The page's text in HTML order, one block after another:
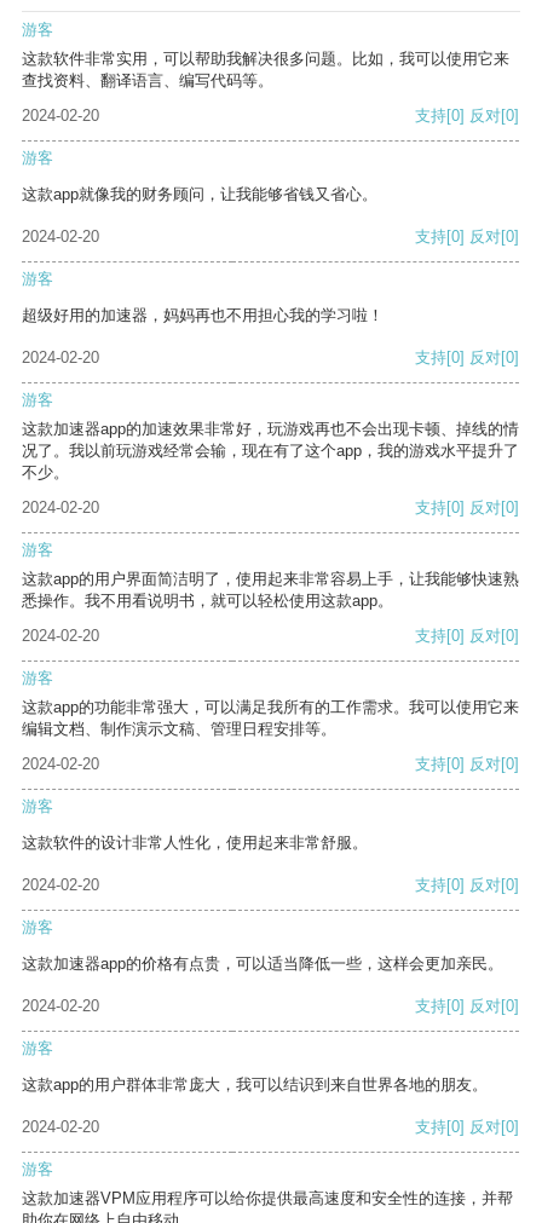
游客
这款软件非常实用，可以帮助我解决很多问题。比如，我可以使用它来
查找资料、翻译语言、编写代码等。
2024-02-20
支持[0] 反对[0]
游客
这款app就像我的财务顾问，让我能够省钱又省心。
2024-02-20 支持[0] 反对[0]
游客
超级好用的加速器，妈妈再也不用担心我的学习啦！
2024-02-20 支持[0] 反对[0]
游客
这款加速器app的加速效果非常好，玩游戏再也不会出现卡顿、掉线的情
况了。我以前玩游戏经常会输，现在有了这个app，我的游戏水平提升了
不少。
2024-02-20
支持[0] 反对[0]
游客
这款app的用户界面简洁明了，使用起来非常容易上手，让我能够快速熟
悉操作。我不用看说明书，就可以轻松使用这款app。
2024-02-20
支持[0] 反对[0]
游客
这款app的功能非常强大，可以满足我所有的工作需求。我可以使用它来
编辑文档、制作演示文稿、管理日程安排等。
2024-02-20
支持[0] 反对[0]
游客
这款软件的设计非常人性化，使用起来非常舒服。
2024-02-20 支持[0] 反对[0]
游客
这款加速器app的价格有点贵，可以适当降低一些，这样会更加亲民。
2024-02-20 支持[0] 反对[0]
游客
这款app的用户群体非常庞大，我可以结识到来自世界各地的朋友。
2024-02-20 支持[0] 反对[0]
游客
这款加速器VPM应用程序可以给你提供最高速度和安全性的连接，并帮